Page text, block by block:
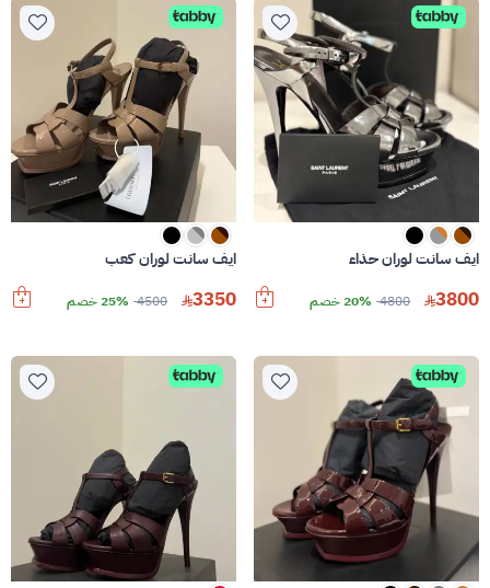
ايف سانت لوران حذاء
3800
4800 20% خصم
ايف سانت لوران كعب
3350
4500 25% خصم